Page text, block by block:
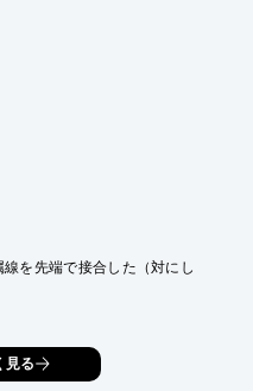
用には不向き
線を先端で接合した（対にし
電圧（熱起電力）を
見る